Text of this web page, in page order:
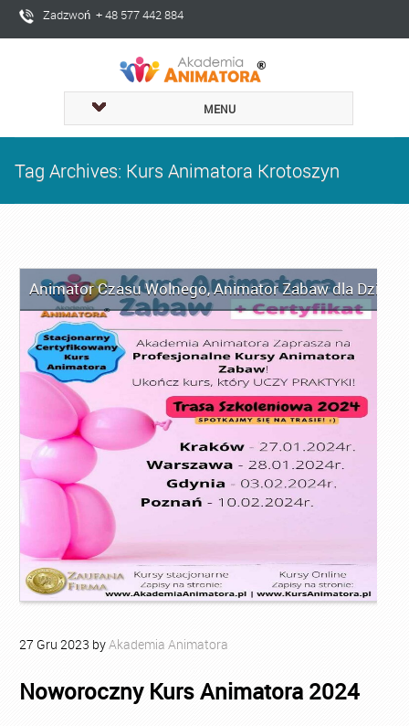
Zadzwoń + 48 577 442 884
MENU
Tag Archives: Kurs Animatora Krotoszyn
Animator Czasu Wolnego,Animator Zabaw dla Dzieci
27 Gru 2023 byAkademia Animatora
Noworoczny Kurs Animatora 2024